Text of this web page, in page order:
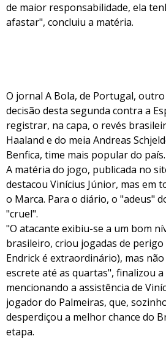
de maior responsabilidade, ela
afastar", concluiu a matéria.
O jornal A Bola, de Portugal,
decisão desta segunda contra a
registrar, na capa, o revés
Haaland e do meia Andreas
Benfica, time mais popular do país.
A matéria do jogo, publicada no
destacou Vinícius Júnior, mas em
o Marca. Para o diário, o "adeus"
"cruel".
"O atacante exibiu-se a um bom
brasileiro, criou jogadas de perigo
Endrick é extraordinário), mas
escrete até as quartas", finalizou
mencionando a assistência de
jogador do Palmeiras, que,
desperdiçou a melhor chance do
etapa.